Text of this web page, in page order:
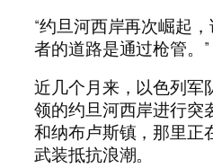
“约旦河西岸再次崛起
者的道路是通过枪管。”
近几个月来，以色列军
领的约旦河西岸进行突
和纳布卢斯镇，那里正
武装抵抗浪潮。